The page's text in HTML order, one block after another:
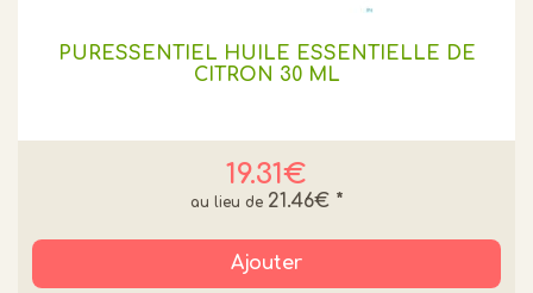
PURESSENTIEL HUILE ESSENTIELLE DE
CITRON 30 ML
19.31€
21.46€ *
Ajouter